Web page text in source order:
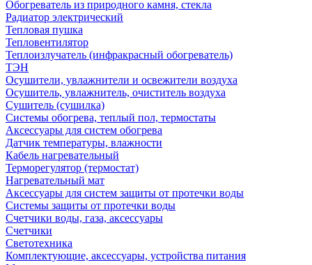
Обогреватель из природного камня, стекла
Радиатор электрический
Тепловая пушка
Тепловентилятор
Теплоизлучатель (инфракрасный обогреватель)
ТЭН
Осушители, увлажнители и освежители воздуха
Осушитель, увлажнитель, очиститель воздуха
Сушитель (сушилка)
Системы обогрева, теплый пол, термостаты
Аксессуары для систем обогрева
Датчик температуры, влажности
Кабель нагревательный
Терморегулятор (термостат)
Нагревательный мат
Аксессуары для систем защиты от протечки воды
Системы защиты от протечки воды
Счетчики воды, газа, аксессуары
Счетчики
Светотехника
Комплектующие, аксессуары, устройства питания